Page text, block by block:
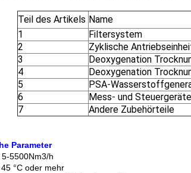
Teil des Artikels Name
1
Filtersystem
2
Zyklische
3
Deoxygenation
4
Deoxygenation
5
PSA-
6
Mess- und
7
Andere Zubehörteile
Parameter
5500Nm3/h
°C oder mehr